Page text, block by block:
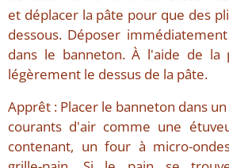
et déplacer la pâte pour que des
dessous. Déposer
dans le banneton. À l'aide de la
légèrement le dessus de la pâte.
Apprêt : Placer le banneton dans
courants d'air comme une
contenant, un four à micro-